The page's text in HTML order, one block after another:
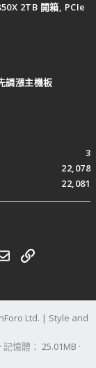
2TB 開箱, PCIe
調漲主機板
3
22,078
22,081
電子郵件
連結
Ltd. | Style and
記憶體 25.01MB